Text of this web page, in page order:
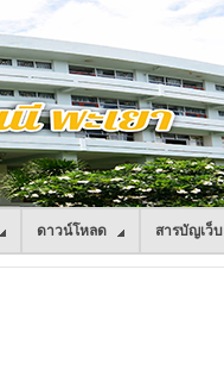
ดาวน์โหลด สารบัญเว็บ